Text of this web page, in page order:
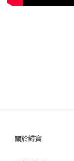
關於鱘寶